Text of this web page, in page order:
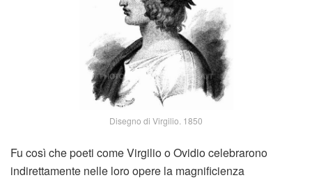
Disegno di Virgilio. 1850
Fu così che poeti come Virgilio o Ovidio celebrarono
indirettamente nelle loro opere la magnificienza